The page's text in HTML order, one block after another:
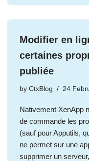
Modifier en
certaines
publiée
by CtxBlog 24
Nativement XenApp
de commande les
(sauf pour Apputils,
ne permet sur une
supprimer un